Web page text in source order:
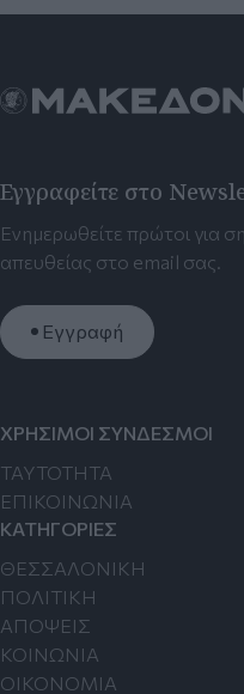
Εγγραφείτε στο
Ενημερωθείτε πρώτοι για
απευθείας στο email σας.
Εγγραφή
ΧΡΗΣΙΜΟΙ ΣΥΝΔΕΣΜΟΙ
TAYTOTHTA
ΕΠΙΚΟΙΝΩΝΙΑ
ΚΑΤΗΓΟΡΙΕΣ
ΘΕΣΣΑΛΟΝΙΚΗ
ΠΟΛΙΤΙΚΗ
ΑΠΟΨΕΙΣ
ΚΟΙΝΩΝΙΑ
ΟΙΚΟΝΟΜΙΑ